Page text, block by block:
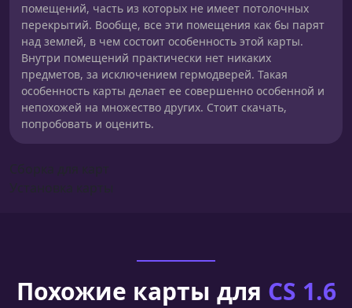
помещений, часть из которых не имеет потолочных
перекрытий. Вообще, все эти помещения как бы парят
над землей, в чем состоит особенность этой карты.
Внутри помещений практически нет никаких
предметов, за исключением гермодверей. Такая
особенность карты делает ее совершенно особенной и
непохожей на множество других. Стоит скачать,
попробовать и оценить.
Похожие карты для CS 1.6